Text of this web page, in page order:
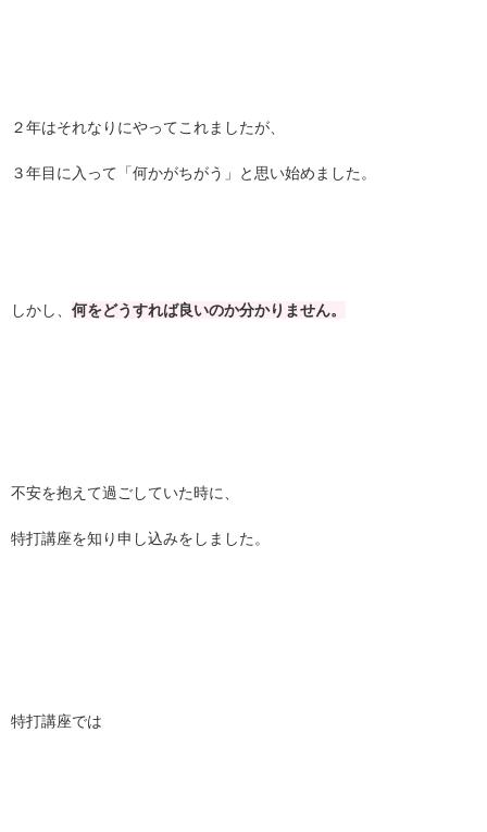
２年はそれなりにやってこれましたが、
３年目に入って「何かがちがう」と思い始めました。
しかし、 何をどうすれば良いのか分かりません。
不安を抱えて過ごしていた時に、
特打講座を知り申し込みをしました。
特打講座では